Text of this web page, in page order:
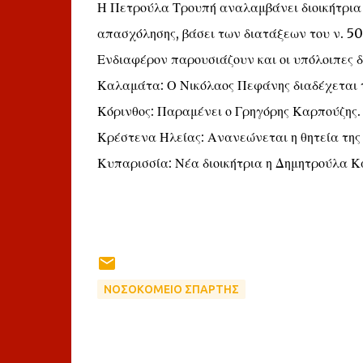
Η Πετρούλα Τρουπή αναλαμβάνει
απασχόλησης, βάσει των διατάξεων του ν.
Ενδιαφέρον παρουσιάζουν και οι υπόλοιπες
Καλαμάτα: Ο Νικόλαος Πεφάνης διαδέχεται
Κόρινθος: Παραμένει ο Γρηγόρης Καρπούζης.
Κρέστενα Ηλείας: Ανανεώνεται η θητεία
Κυπαρισσία: Νέα διοικήτρια η Δημητρούλα
ΝΟΣΟΚΟΜΕΙΟ ΣΠΑΡΤΗΣ